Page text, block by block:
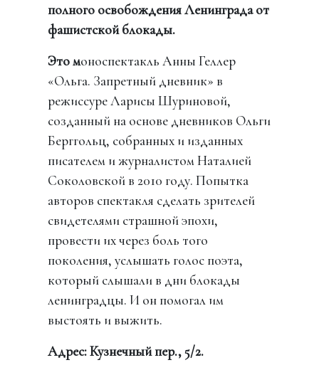
полного освобождения Ленинграда от
фашистской блокады.
Это моноспектакль Анны Геллер
«Ольга. Запретный дневник» в
режиссуре Ларисы Шуриновой,
созданный на основе дневников Ольги
Берггольц, собранных и изданных
писателем и журналистом Наталией
Соколовской в 2010 году. Попытка
авторов спектакля сделать зрителей
свидетелями страшной эпохи,
провести их через боль того
поколения, услышать голос поэта,
который слышали в дни блокады
ленинградцы. И он помогал им
выстоять и выжить.
Адрес: Кузнечный пер., 5/2.